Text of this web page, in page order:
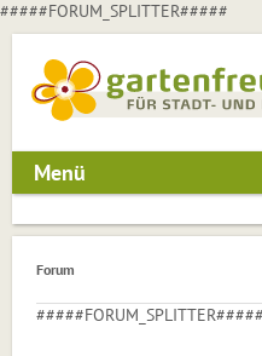
#####FORUM_SPLITTER#####
Menü
Forum
#####FORUM_SPLITTER#####